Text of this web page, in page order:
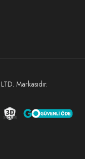
Markasıdır.